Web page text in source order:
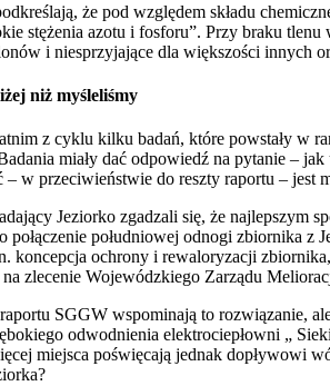
że pod względem składu
stężenia azotu i fosforu”. Przy braku
i niesprzyjające dla większości innych
niż myśleliśmy
z cyklu kilku badań, które powstały w
miały dać odpowiedź na pytanie –
– w przeciwieństwie do reszty raportu – jest
Jeziorko zgadzali się, że najlepszym
połączenie południowej odnogi zbiornika
koncepcja ochrony i rewaloryzacji
zlecenie Wojewódzkiego Zarządu
SGGW wspominają to rozwiązanie,
odwodnienia elektrociepłowni „
miejsca poświęcają jednak dopływowi